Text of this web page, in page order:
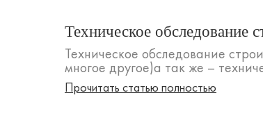
Техническое обследование
Техническое обследование
многое другое)а так же –
Прочитать статью полностью